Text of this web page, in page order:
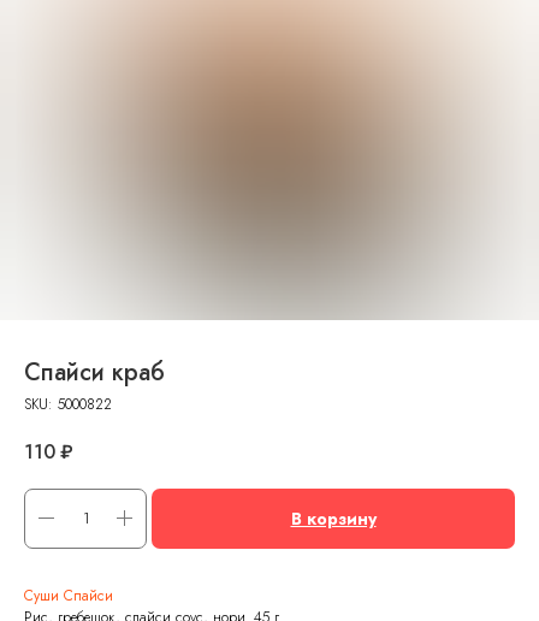
Спайси краб
SKU: 5000822
110₽
В корзину
Суши Спайси